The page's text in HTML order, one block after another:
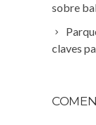
sobre
claves